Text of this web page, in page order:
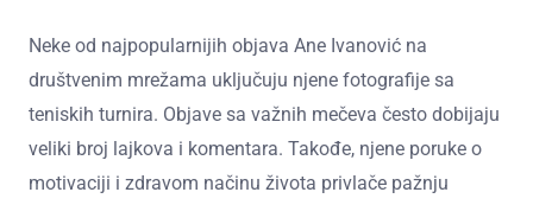
Neke od najpopularnijih objava Ane Ivanović na
društvenim mrežama uključuju njene fotografije sa
teniskih turnira. Objave sa važnih mečeva često dobijaju
veliki broj lajkova i komentara. Takođe, njene poruke o
motivaciji i zdravom načinu života privlače pažnju